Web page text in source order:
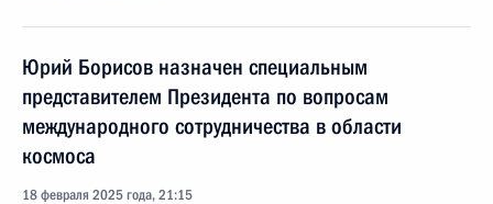
Юрий Борисов назначен специальным
представителем Президента по вопросам
международного сотрудничества в области
космоса
18 февраля 2025 года, 21:15